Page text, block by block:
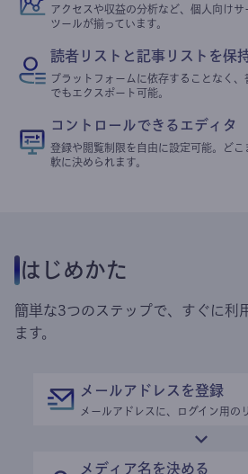
アクセスや収益の分析など、個人向け
ツールが揃っています。
読者リストと記事リストを保
プラットフォームに依存することなく
でもエクスポート可能。
コントロールできるエディタ
登録や閲覧制限を自由に設定可能。ど
軟に決められます。
はじめかた
簡単な3つのステップで、すぐに利
ます。
メールアドレスを登録
メールアドレスに、ログイン用の
メディア名を決める